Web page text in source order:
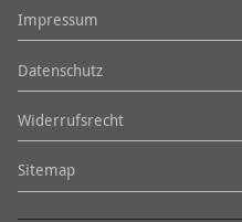
Impressum
Datenschutz
Widerrufsrecht
Sitemap